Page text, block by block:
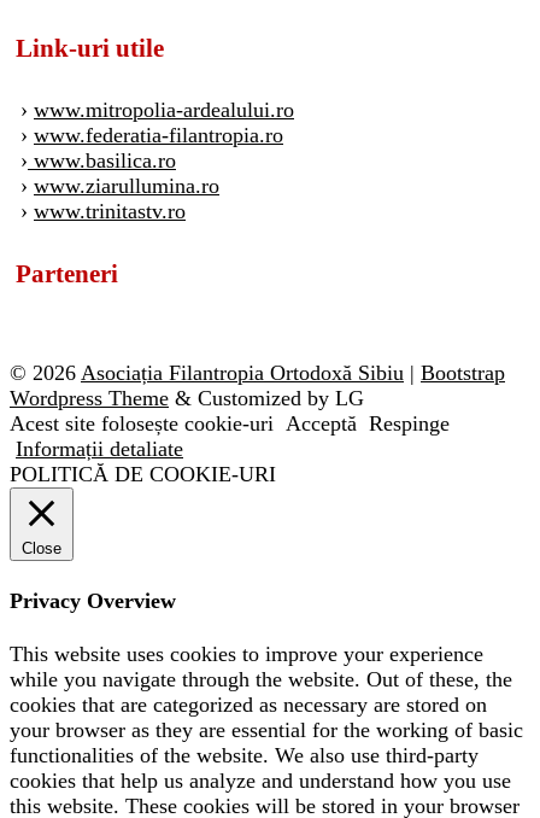
Link-uri utile
› www.mitropolia-ardealului.ro
› www.federatia-filantropia.ro
› www.basilica.ro
› www.ziarullumina.ro
› www.trinitastv.ro
Parteneri
© 2026 Asociația Filantropia Ortodoxă Sibiu | Bootstrap
Wordpress Theme & Customized by LG
Acest site folosește cookie-uri Acceptă Respinge
Informații detaliate
POLITICĂ DE COOKIE-URI
Close
Privacy Overview
This website uses cookies to improve your experience
while you navigate through the website. Out of these, the
cookies that are categorized as necessary are stored on
your browser as they are essential for the working of basic
functionalities of the website. We also use third-party
cookies that help us analyze and understand how you use
this website. These cookies will be stored in your browser